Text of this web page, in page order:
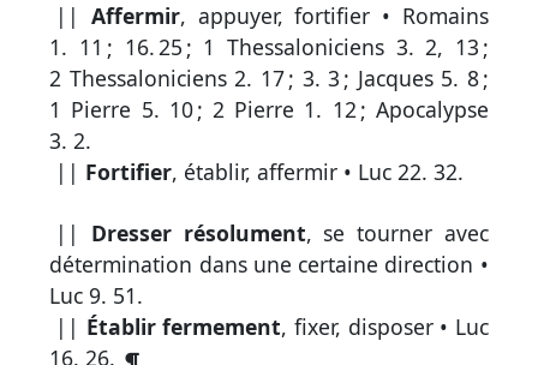
|| Affermir, appuyer, fortifier • Romains
1. 11 ; 16. 25 ; 1 Thessaloniciens 3. 2, 13 ;
2 Thessaloniciens 2. 17; 3. 3 ; Jacques 5. 8;
1 Pierre 5. 10; 2 Pierre 1. 12; Apocalypse
3. 2.
|| Fortifier, établir, affermir • Luc 22. 32.
|| Dresser résolument, se tourner avec
détermination dans une certaine direction •
Luc 9. 51.
|| Établir fermement, fixer, disposer • Luc
16. 26.
grec
Rechercher
par
code
strong
Rechercher
par
lettre
Rechercher